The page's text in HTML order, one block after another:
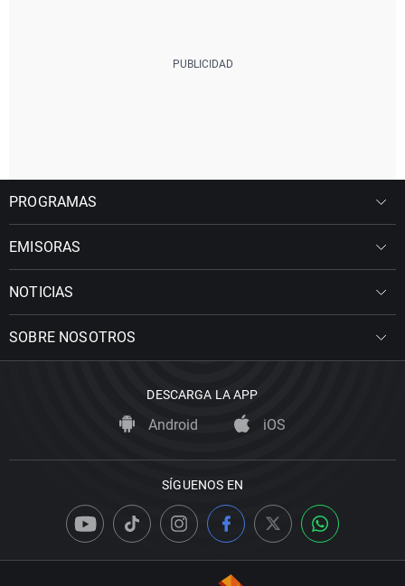
PROGRAMAS
EMISORAS
NOTICIAS
SOBRE NOSOTROS
DESCARGA LA APP
Android iOS
SÍGUENOS EN